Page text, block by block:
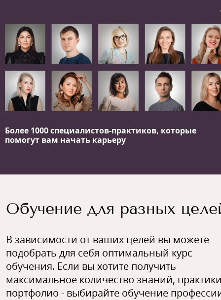
Более 1000 специалистов-практиков, которые
помогут вам начать карьеру
Обучение для разных
В зависимости от ваших целей вы можете
подобрать для себя оптимальный курс
обучения. Если вы хотите получить
максимальное количество знаний,
портфолио - выбирайте обучение